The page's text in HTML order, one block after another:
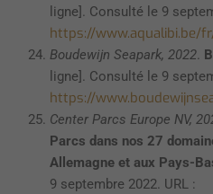
ligne]. Consulté le 9
https://www.aqualibi.be/
Boudewijn Seapark, 2022.
ligne]. Consulté le 9
https://
Center Parcs Europe NV,
Parcs dans nos 27
Allemagne et aux Pays-
9 septembre 2022. URL :